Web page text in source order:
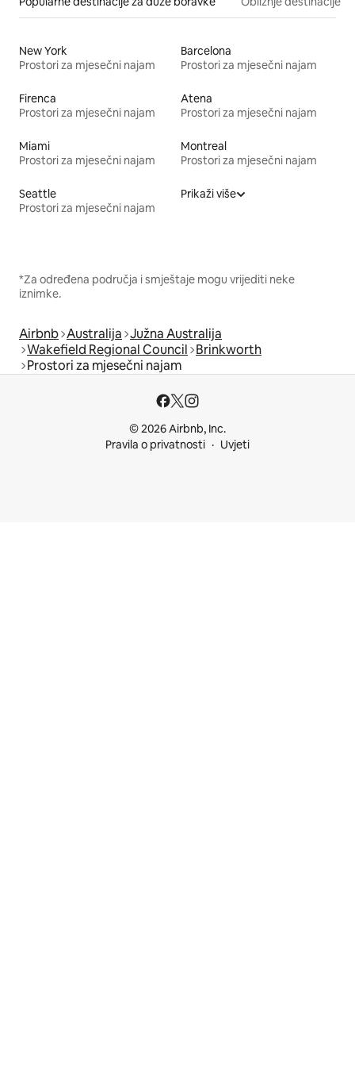
New York
Prostori za mjesečni najam
Barcelona
Prostori za mjesečni najam
Firenca
Prostori za mjesečni najam
Atena
Prostori za mjesečni najam
Miami
Prostori za mjesečni najam
Montreal
Prostori za mjesečni najam
Seattle
Prostori za mjesečni najam
Prikaži više
*Za određena područja i smještaje mogu vrijediti neke
iznimke.
Airbnb Australija Južna Australija
Wakefield Regional Council Brinkworth
Prostori za mjesečni najam
© 2026 Airbnb, Inc.
Pravila o privatnosti
Uvjeti